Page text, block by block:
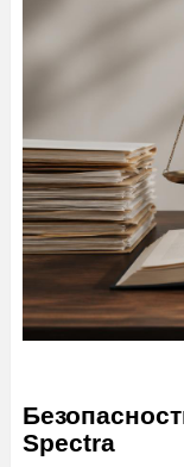
Spectra